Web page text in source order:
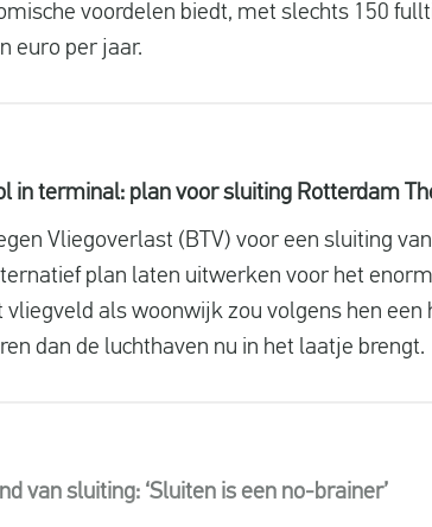
voordelen biedt, met slechts 150
euro per jaar.
in terminal: plan voor sluiting Rotterdam
Vliegoverlast (BTV) voor een sluiting
plan laten uitwerken voor het
als woonwijk zou volgens hen een
dan de luchthaven nu in het laatje brengt.
van sluiting: ‘Sluiten is een no-brainer’